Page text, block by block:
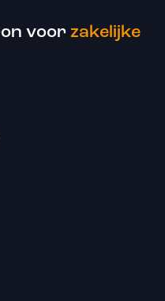
voor zakelijke